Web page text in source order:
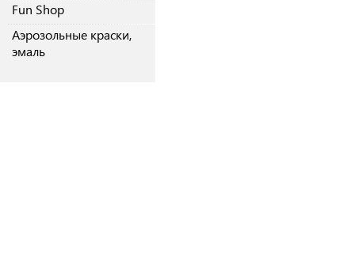
Fun Shop
Аэрозольные краски,
эмаль